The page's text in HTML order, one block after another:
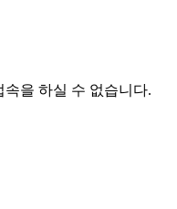
을 하실 수 없습니다.